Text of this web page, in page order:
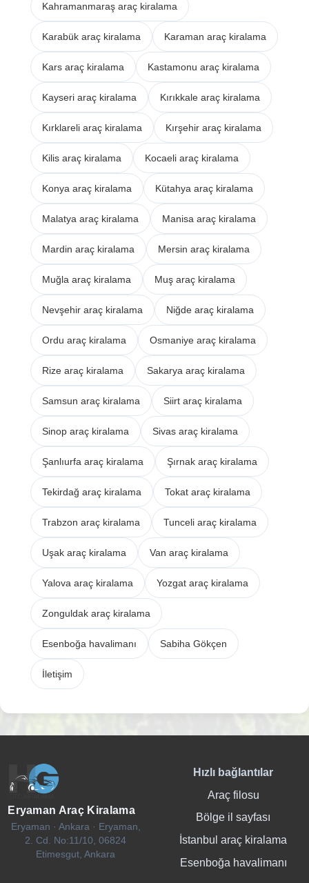
Kahramanmaraş araç kiralama
Karabük araç kiralama Karaman araç kiralama
Kars araç kiralama Kastamonu araç kiralama
Kayseri araç kiralama Kırıkkale araç kiralama
Kırklareli araç kiralama Kırşehir araç kiralama
Kilis araç kiralama Kocaeli araç kiralama
Konya araç kiralama Kütahya araç kiralama
Malatya araç kiralama Manisa araç kiralama
Mardin araç kiralama Mersin araç kiralama
Muğla araç kiralama Muş araç kiralama
Nevşehir araç kiralama Niğde araç kiralama
Ordu araç kiralama Osmaniye araç kiralama
Rize araç kiralama Sakarya araç kiralama
Samsun araç kiralama Siirt araç kiralama
Sinop araç kiralama Sivas araç kiralama
Şanlıurfa araç kiralama Şırnak araç kiralama
Tekirdağ araç kiralama Tokat araç kiralama
Trabzon araç kiralama Tunceli araç kiralama
Uşak araç kiralama Van araç kiralama
Yalova araç kiralama Yozgat araç kiralama
Zonguldak araç kiralama
Esenboğa havalimanı Sabiha Gökçen
İletişim
Eryaman Araç Kiralama
Eryaman · Ankara · Eryaman,
2. Cd. No:11/10, 06824
Etimesgut, Ankara
Hızlı bağlantılar
Araç filosu
Bölge il sayfası
İstanbul araç kiralama
Esenboğa havalimanı